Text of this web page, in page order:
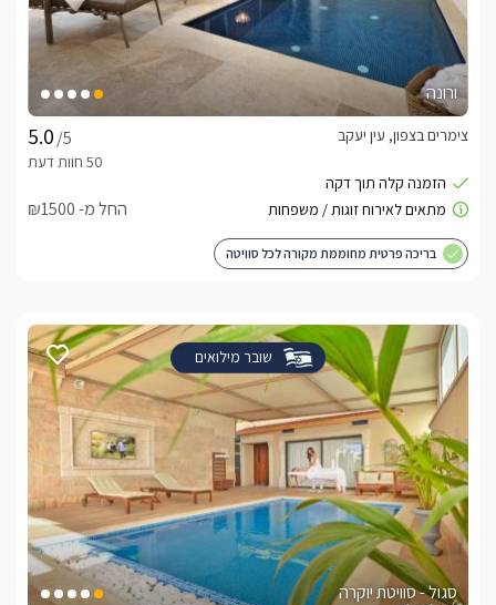
ורונה
/5
צימרים בצפון, עין יעקב
החל מ- ₪1500
בריכה פרטית מחוממת מקורה לכל סוויטה
שובר מילואים
סגול - סוויטת יוקרה